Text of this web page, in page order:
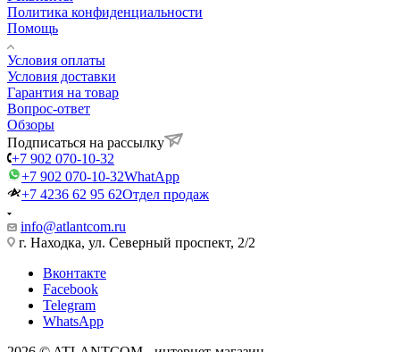
Политика конфиденциальности
Помощь
Условия оплаты
Условия доставки
Гарантия на товар
Вопрос-ответ
Обзоры
Подписаться на рассылку
+7 902 070-10-32
+7 902 070-10-32WhatApp
+7 4236 62 95 62Отдел продаж
info@atlantcom.ru
г. Находка, ул. Северный проспект, 2/2
Вконтакте
Facebook
Telegram
WhatsApp